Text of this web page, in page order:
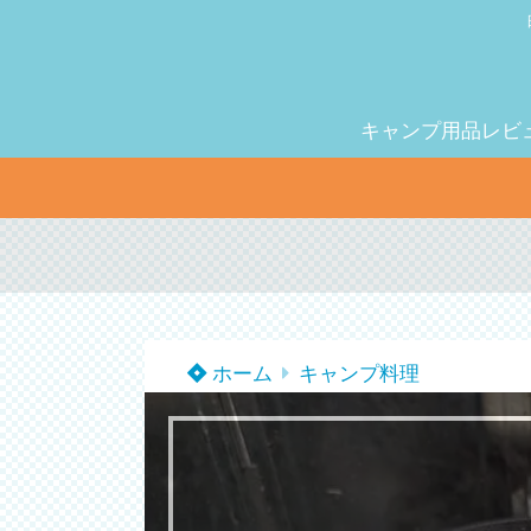
キャンプ用品レビ
ホーム キャンプ料理